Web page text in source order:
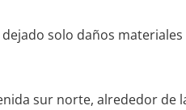
solo daños
sur norte, alrededor